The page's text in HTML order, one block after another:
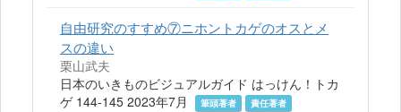
自由研究のすすめ⑦ニホントカゲのオスとメ
スの違い
栗山武夫
日本のいきものビジュアルガイド はっけん！トカ
ゲ 144-145 2023年7月
筆頭著者 責任著者